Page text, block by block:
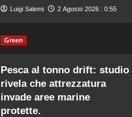
Luigi Salemi 2 Agosto 2026 : 0:55
Green
Pesca al tonno drift: studio
rivela che attrezzatura
invade aree marine
protette.